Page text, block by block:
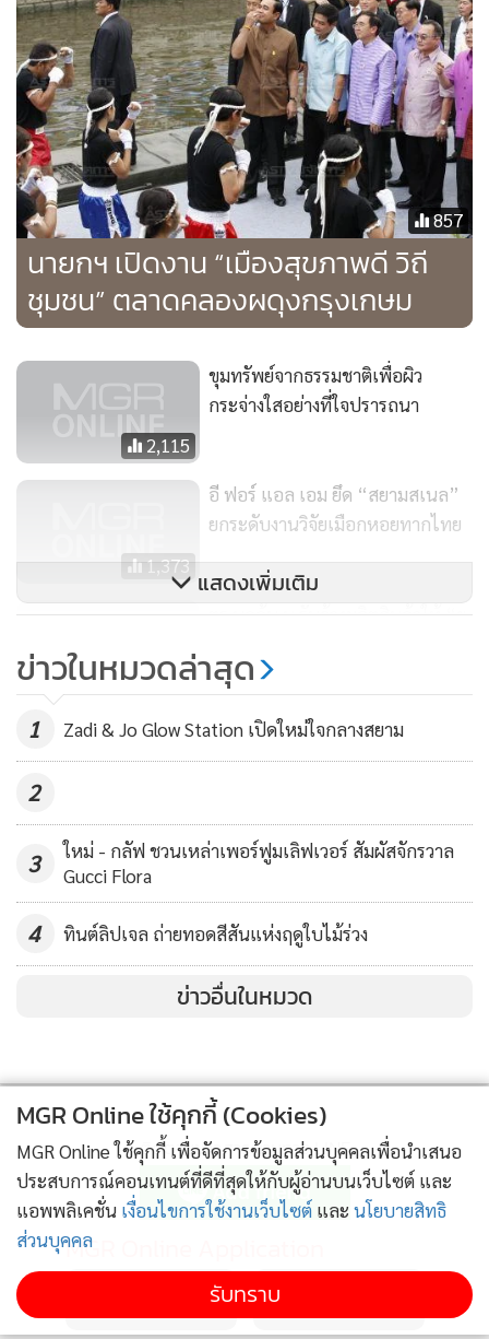
วิตามินและว่านหางจระเข้โด่งดังในด้านของการฟื้นฟูบำรุง รักษา
และความกระจ่างใส
5.โทนเนอร์: เป็นขั้นตอนทำความสะอาดผิวหน้าเพื่อความ
สะอาดที่มากขึ้น ผลัดเซลล์ผิว และกำจัดสิ่งสกปรกที่ไม่สามารถ
ล้างออกได้ ทั้งยังช่วยบำรุงผิวหน้าไปพร้อมกัน เมื่อทำความ
สะอาดผิวหน้าด้วยโทนเนอร์เสร็จแล้ว ลงตามด้วยเซรัมให้ทั่ว
ใบหน้า จะทำให้ผิวหน้าของเราสดชื่นยิ่งขึ้นไปอีก เพราะผิวจะได้
รับคุณค่าจากเซรัมแบบเต็มๆ
6.มอยส์เจอไรเซอร์: อีกสิ่งขั้นตอนบำรุงผิวหน้าที่ขาดไม่ได้
เพราะจะช่วยให้ผิวชุ่มชื้นสดใส และนุ่มนวลขึ้น จำเป็นมาก
สำหรับคนที่มีผิวหน้าแห้ง นวดมอยส์เจอไรเซอร์ให้ทั่วใบหน้าและ
ลำคอ แค่นี้ก็ทำให้ผิวสดชื่นได้
857
นายกฯ เปิดงาน “เมืองสุขภาพดี วิถี
ชุมชน” ตลาดคลองผดุงกรุงเกษม
2,115
ขุมทรัพย์จากธรรมชาติเพื่อผิว
กระจ่างใสอย่างที่ใจปรารถนา
1,373
อี ฟอร์ แอล เอม ยึด “สยามสเนล”
ยกระดับงานวิจัยเมือกหอยทากไทย
6,272
ตร.บุกค้น บ.รับจ้างผลิตสินค้าให้ “ยู
พร้อมแจ้งข้อหาเพิ่ม
แสดงเพิ่มเติม
ข่าวในหมวดล่าสุด
1 Zadi & Jo Glow Station เปิดใหม่ใจกลางสยาม
2
3
ใหม่ - กลัฟ ชวนเหล่าเพอร์ฟูมเลิฟเวอร์ สัมผัสจักรวาล
Gucci Flora
4 ทินต์ลิปเจล ถ่ายทอดสีสันแห่งฤดูใบไม้ร่วง
ข่าวอื่นในหมวด
ติดตามข่าวสารผ่านทาง LINE
MGR Online Application
MGR Online ใช้คุกกี้ (Cookies)
MGR Online ใช้คุกกี้ เพื่อจัดการข้อมูลส่วนบุคคลเพื่อนำเสนอ
ประสบการณ์คอนเทนต์ที่ดีที่สุดให้กับผู้อ่านบนเว็บไซต์ และ
แอพพลิเคชั่น เงื่อนไขการใช้งานเว็บไซต์ และ นโยบายสิทธิ
ส่วนบุคคล
รับทราบ